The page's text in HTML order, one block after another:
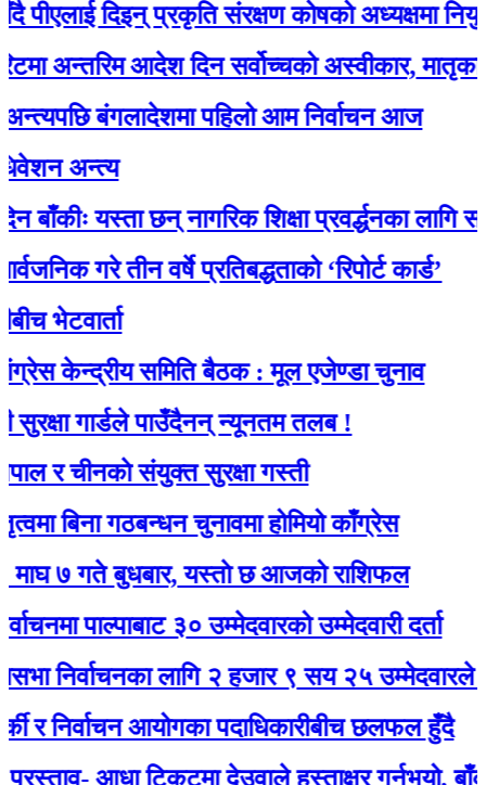
दिइन् प्रकृति संरक्षण कोषको अध्यक्षमा नियुक्ति
आदेश दिन सर्वोच्चको अस्वीकार, मातृका
बंगलादेशमा पहिलो आम निर्वाचन आज
अन्त्य
यस्ता छन् नागरिक शिक्षा प्रवर्द्धनका लागि स्रोत
गरे तीन वर्षे प्रतिबद्धताको ‘रिपोर्ट कार्ड’
समिति बैठक : मूल एजेण्डा चुनाव
गार्डले पाउँदैनन् न्यूनतम तलब !
चीनकाे संयुक्त सुरक्षा गस्ती
गठबन्धन चुनावमा होमियो काँग्रेस
गते बुधबार, यस्ताे छ आजको राशिफल
पाल्पाबाट ३० उम्मेदवारको उम्मेदवारी दर्ता
लागि २ हजार ९ सय २५ उम्मेदवारले
आयोगका पदाधिकारीबीच छलफल हुँदै
आधा टिकटमा देउवाले हस्ताक्षर गर्नुभयो, बाँकी